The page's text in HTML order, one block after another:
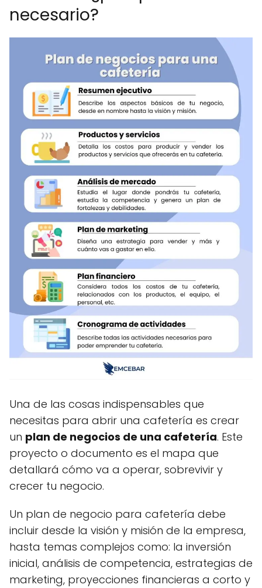
necesario?
Una de las cosas indispensables que
necesitas para abrir una cafetería es crear
un plan de negocios de una cafetería. Este
proyecto o documento es el mapa que
detallará cómo va a operar, sobrevivir y
crecer tu negocio.
Un plan de negocio para cafetería debe
incluir desde la visión y misión de la empresa,
hasta temas complejos como: la inversión
inicial, análisis de competencia, estrategias de
marketing, proyecciones financieras a corto y